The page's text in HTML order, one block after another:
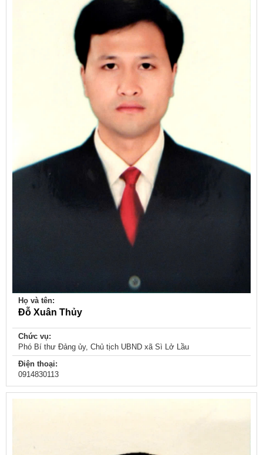
Họ và tên:
Đỗ Xuân Thủy
Chức vụ:
Phó Bí thư Đảng ủy, Chủ tịch UBND xã Sì Lở Lầu
Điện thoại:
0914830113